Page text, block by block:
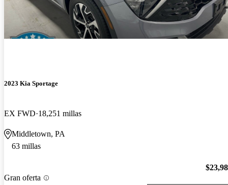
2023 Kia Sportage
EX FWD 18,251 millas
Middletown, PA
63 millas
Gran oferta